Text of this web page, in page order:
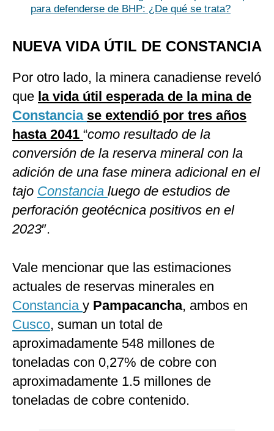
para defenderse de BHP: ¿De qué se trata?
NUEVA VIDA ÚTIL DE CONSTANCIA
Por otro lado, la minera canadiense reveló
que la vida útil esperada de la mina de
Constancia se extendió por tres años
hasta 2041 “como resultado de la
conversión de la reserva mineral con la
adición de una fase minera adicional en el
tajo Constancia luego de estudios de
perforación geotécnica positivos en el
2023″.
Vale mencionar que las estimaciones
actuales de reservas minerales en
Constancia y Pampacancha, ambos en
Cusco, suman un total de
aproximadamente 548 millones de
toneladas con 0,27% de cobre con
aproximadamente 1.5 millones de
toneladas de cobre contenido.